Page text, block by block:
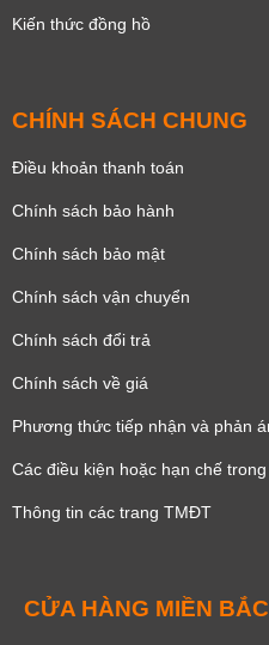
Kiến thức đồng hồ
CHÍNH SÁCH CHUNG
Điều khoản thanh toán
Chính sách bảo hành
Chính sách bảo mật
Chính sách vận chuyển
Chính sách đổi trả
Chính sách về giá
Phương thức tiếp nhận và phản
Các điều kiện hoặc hạn chế
Thông tin các trang TMĐT
CỬA HÀNG MIỀN BẮC